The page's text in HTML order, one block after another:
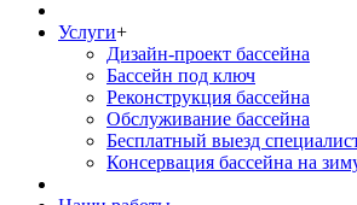
Услуги+
Дизайн-проект бассейна
Бассейн под ключ
Реконструкция бассейна
Обслуживание бассейна
Бесплатный выезд
Консервация бассейна на